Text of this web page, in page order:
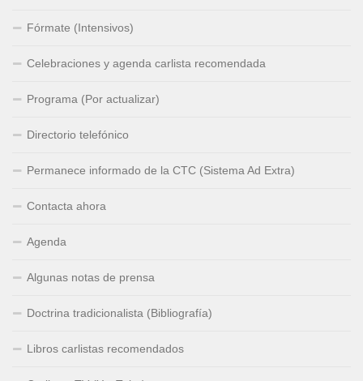
Fórmate (Intensivos)
Celebraciones y agenda carlista recomendada
Programa (Por actualizar)
Directorio telefónico
Permanece informado de la CTC (Sistema Ad Extra)
Contacta ahora
Agenda
Algunas notas de prensa
Doctrina tradicionalista (Bibliografía)
Libros carlistas recomendados